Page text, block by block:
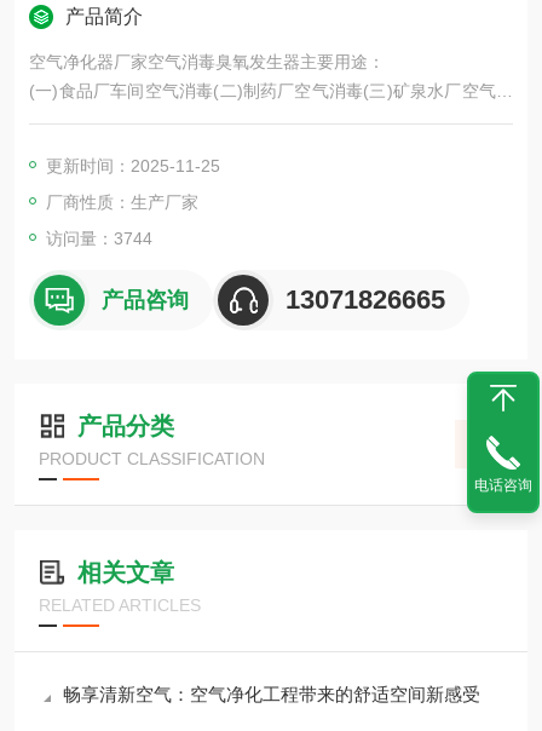
产品简介
空气净化器厂家空气消毒臭氧发生器主要用途：
(一)食品厂车间空气消毒(二)制药厂空气消毒(三)矿泉水厂空气消
毒
更新时间：2025-11-25
厂商性质：生产厂家
访问量：3744
产品咨询 13071826665
产品分类
PRODUCT CLASSIFICATION
相关文章
RELATED ARTICLES
畅享清新空气：空气净化工程带来的舒适空间新感受
电话咨询